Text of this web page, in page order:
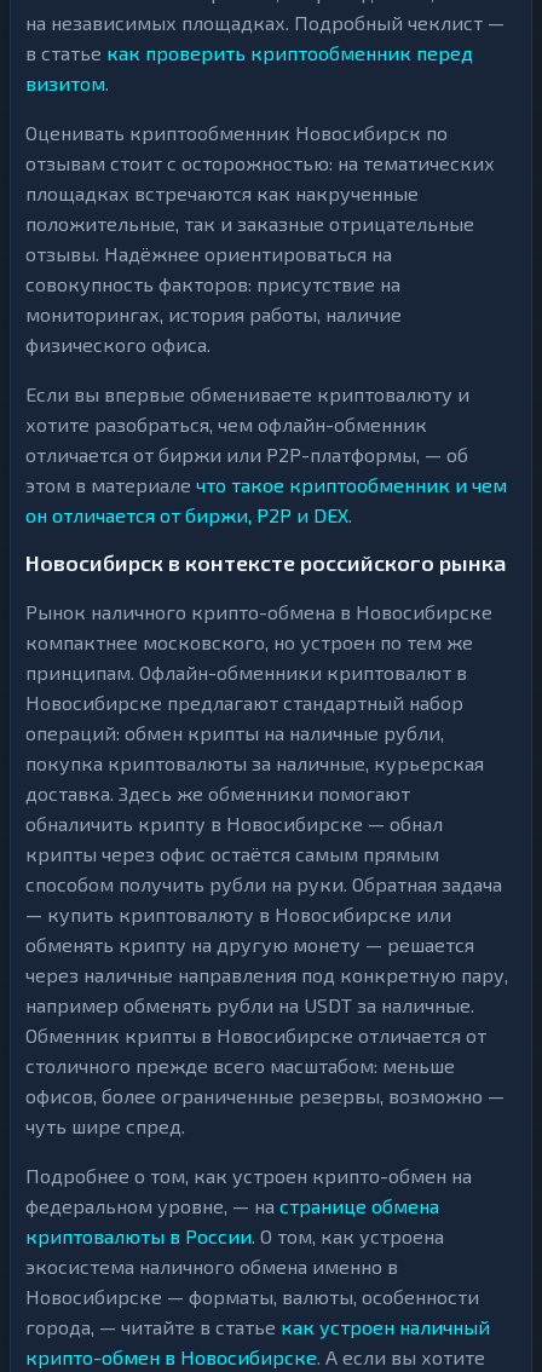
на независимых площадках. Подробный чеклист —
в статье как проверить криптообменник перед
визитом.
Оценивать криптообменник Новосибирск по
отзывам стоит с осторожностью: на тематических
площадках встречаются как накрученные
положительные, так и заказные отрицательные
отзывы. Надёжнее ориентироваться на
совокупность факторов: присутствие на
мониторингах, история работы, наличие
физического офиса.
Если вы впервые обмениваете криптовалюту и
хотите разобраться, чем офлайн-обменник
отличается от биржи или P2P-платформы, — об
этом в материале что такое криптообменник и чем
он отличается от биржи, P2P и DEX.
Новосибирск в контексте российского рынка
Рынок наличного крипто-обмена в Новосибирске
компактнее московского, но устроен по тем же
принципам. Офлайн-обменники криптовалют в
Новосибирске предлагают стандартный набор
операций: обмен крипты на наличные рубли,
покупка криптовалюты за наличные, курьерская
доставка. Здесь же обменники помогают
обналичить крипту в Новосибирске — обнал
крипты через офис остаётся самым прямым
способом получить рубли на руки. Обратная задача
— купить криптовалюту в Новосибирске или
обменять крипту на другую монету — решается
через наличные направления под конкретную пару,
например обменять рубли на USDT за наличные.
Обменник крипты в Новосибирске отличается от
столичного прежде всего масштабом: меньше
офисов, более ограниченные резервы, возможно —
чуть шире спред.
Подробнее о том, как устроен крипто-обмен на
федеральном уровне, — на странице обмена
криптовалюты в России. О том, как устроена
экосистема наличного обмена именно в
Новосибирске — форматы, валюты, особенности
города, — читайте в статье как устроен наличный
крипто-обмен в Новосибирске. А если вы хотите